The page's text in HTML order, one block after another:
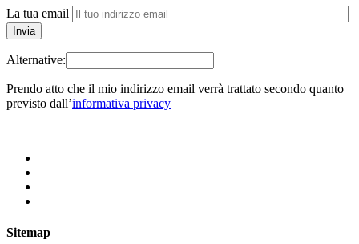
La tua email
Alternative:
Prendo atto che il mio indirizzo email verrà trattato secondo quanto
previsto dall’informativa privacy
Sitemap